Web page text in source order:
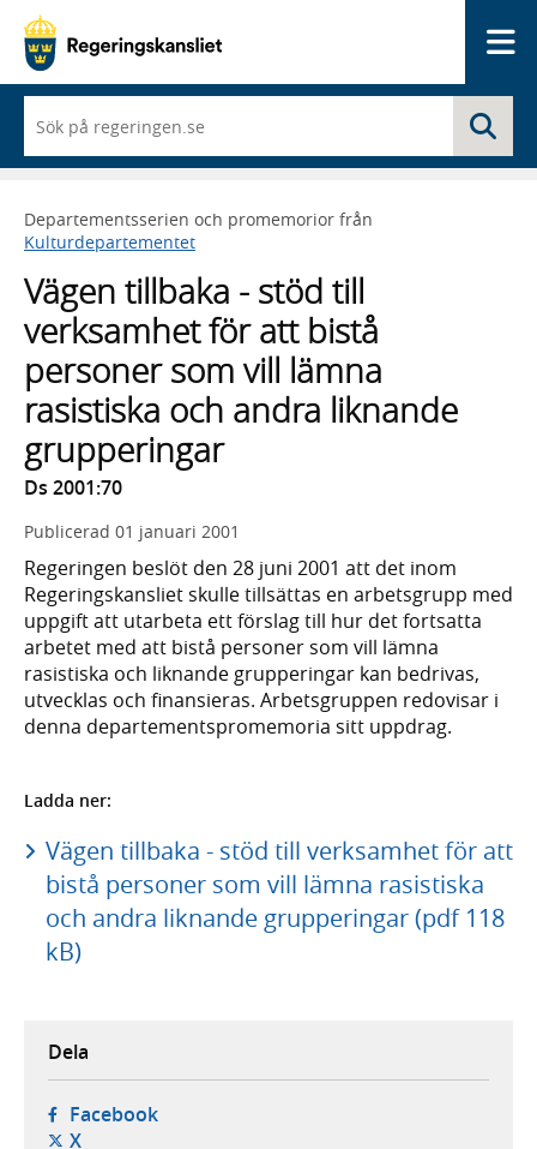
du
börjar
skriva
framträder
en
med
sökförslag
Departementsserien och promemorior från
Kulturdepartementet
Vägen tillbaka - stöd till
verksamhet för att bistå
personer som vill lämna
rasistiska och andra liknande
grupperingar
Ds 2001:70
Publicerad 01 januari 2001
Regeringen beslöt den 28 juni 2001 att det inom
Regeringskansliet skulle tillsättas en arbetsgrupp med
uppgift att utarbeta ett förslag till hur det fortsatta
arbetet med att bistå personer som vill lämna
rasistiska och liknande grupperingar kan bedrivas,
utvecklas och finansieras. Arbetsgruppen redovisar i
denna departementspromemoria sitt uppdrag.
Ladda ner:
Vägen tillbaka - stöd till verksamhet för att
bistå personer som vill lämna rasistiska
och andra liknande grupperingar (pdf 118
kB)
Dela
Facebook- öppnas i ny flik, extern webbplats,
X- öppnas i ny flik, extern webbplats,